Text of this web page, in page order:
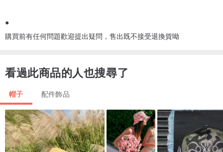
●
購買前有任何問題歡迎提出疑問，售出既不接受退換貨呦
看過此商品的人也搜尋了
帽子 配件飾品